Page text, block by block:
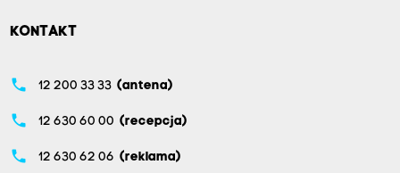
KONTAKT
phone 12 200 33 33 (antena)
phone 12 630 60 00 (recepcja)
phone 12 630 62 06 (reklama)